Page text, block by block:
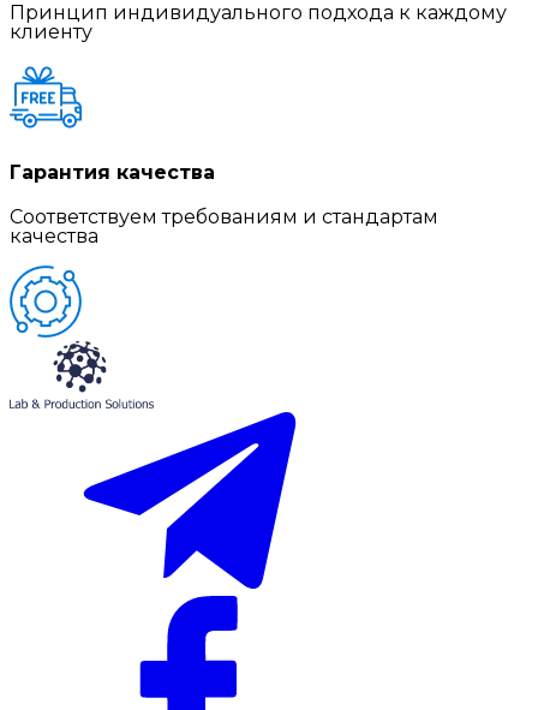
Принцип индивидуального подхода к каждому
клиенту
Гарантия качества
Соответствуем требованиям и стандартам
качества